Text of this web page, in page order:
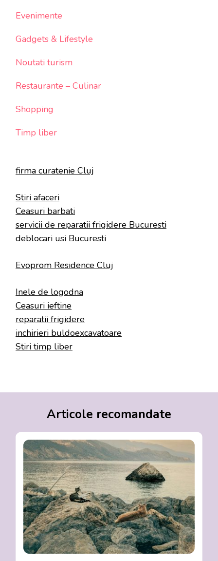
Evenimente
Gadgets & Lifestyle
Noutati turism
Restaurante – Culinar
Shopping
Timp liber
firma curatenie Cluj
Stiri afaceri
Ceasuri barbati
servicii de reparatii frigidere Bucuresti
deblocari usi Bucuresti
Evoprom Residence Cluj
Inele de logodna
Ceasuri ieftine
reparatii frigidere
inchirieri buldoexcavatoare
Stiri timp liber
Articole recomandate